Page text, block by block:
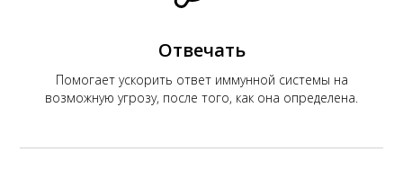
Отвечать
Помогает ускорить ответ иммунной системы на
возможную угрозу, после того, как она определена.